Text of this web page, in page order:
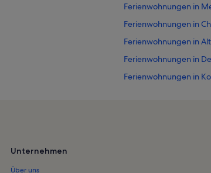
Ferienwohnungen in
Ferienwohnungen in
Ferienwohnungen in
Ferienwohnungen in
Ferienwohnungen in
Ferienwohnungen in
Unternehmen
Über uns